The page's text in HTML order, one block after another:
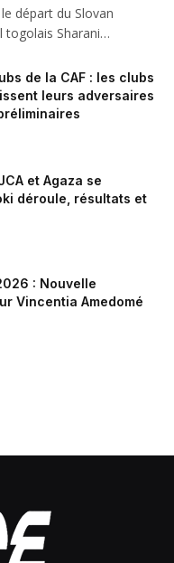
départ du Slovan
togolais Sharani…
de la CAF : les clubs
leurs adversaires
et Agaza se
déroule, résultats et
: Nouvelle
Vincentia Amedomé